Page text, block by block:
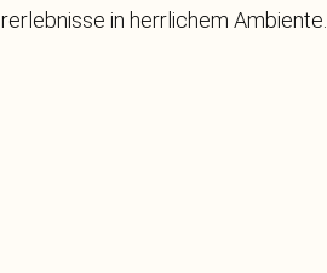
in herrlichem Ambiente.